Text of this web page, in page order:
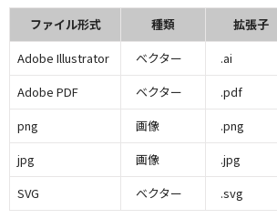
ファイル形式 種類
拡張子
Adobe Illustrator
ベクター
.ai
Adobe PDF
ベクター
.pdf
png
画像
.png
jpg
画像
.jpg
SVG
ベクター .svg